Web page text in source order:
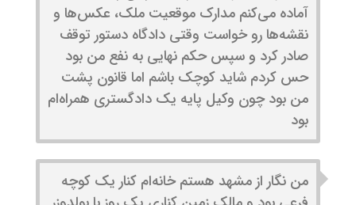
آماده می‌کنم مدارک موقعیت ملک، عکس‌ها و
نقشه‌ها رو خواست وقتی دادگاه دستور توقف
صادر کرد و سپس حکم نهایی به نفع من بود
حس کردم شاید کوچک باشم اما قانون پشت
من بود چون وکیل پایه یک دادگستری همراه‌ام
بود
من نگار از مشهد هستم خانه‌ام کنار یک کوچه